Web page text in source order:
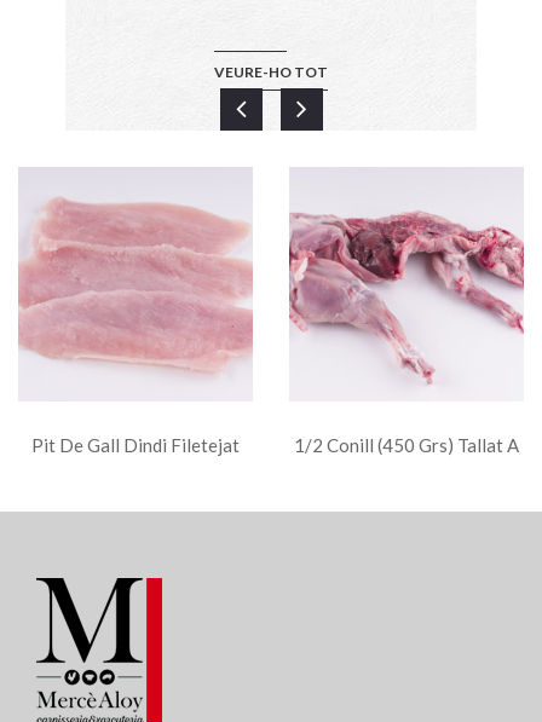
VEURE-HO TOT
Pit De Gall Dindi Filetejat
1/2 Conill (450 Grs) Tallat A